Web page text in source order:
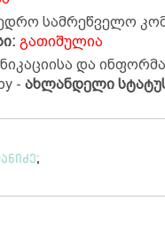
სამრეწველო
გათიშულია
და
- ახლანდელი
;